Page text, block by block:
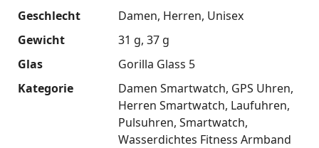
Geschlecht
Damen Herren Unisex
Gewicht
31 g 37 g
Glas
Gorilla Glass 5
Kategorie
Damen Smartwatch GPS Uhren
Herren Smartwatch Laufuhren
Pulsuhren Smartwatch
Wasserdichtes Fitness Armband